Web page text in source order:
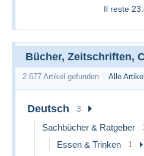
Il reste
Bücher, Zeitschriften,
2.677 Artikel gefunden Alle
Deutsch 3
Sachbücher & Ratgeber
Essen & Trinken 1